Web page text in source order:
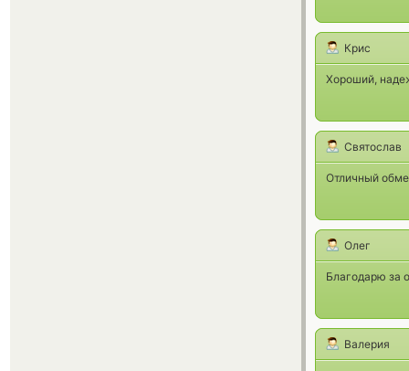
Крис
Хороший,
Святослав
Отличный
Олег
Благодарю за
Валерия